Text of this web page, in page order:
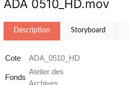
ADA 0510_HD.mov
Description Storyboard
Cote ADA_0510_HD
Fonds
Atelier des